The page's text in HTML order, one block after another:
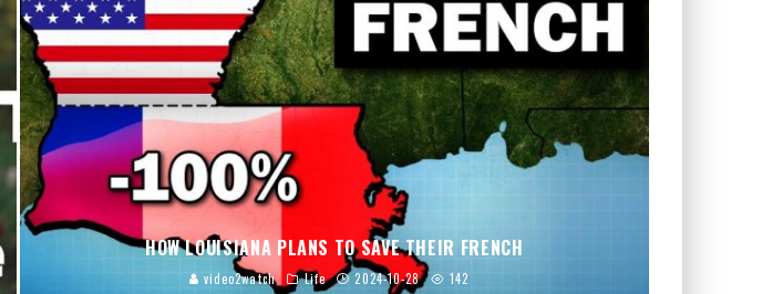
HOW LOUISIANA PLANS TO SAVE THEIR FRENCH
video2watch Life 2024-10-28 142